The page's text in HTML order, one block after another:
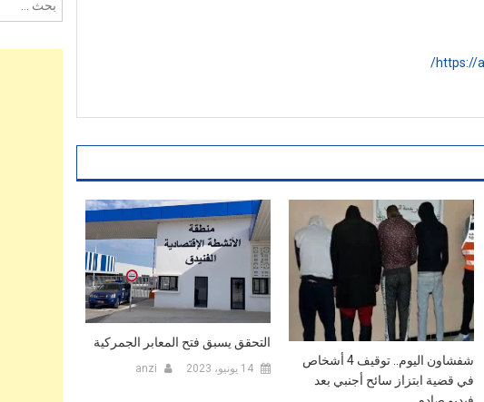
https://
شفشاون اليوم.. توقيف 4 أشخاص
في قضية ابتزاز سائح أجنبي بعد
التحقق يسبق فتح المعابر الجمركية
14 يونيو، 2023 anzi